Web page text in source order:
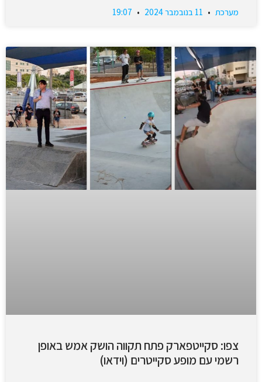
מערכת
צפו: סקייטפארק פתח תקווה הושק אמש באופן
רשמי עם מופע סקייטרים (וידאו)